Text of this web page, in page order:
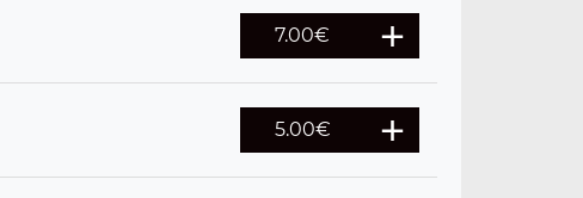
7.00€
5.00€